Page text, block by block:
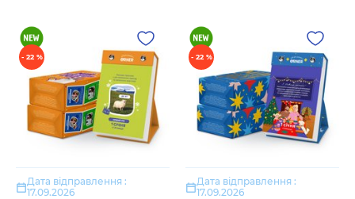
- 22 %
Дата відправлення :
17.09.2026
- 22 %
Дата відправлення :
17.09.2026